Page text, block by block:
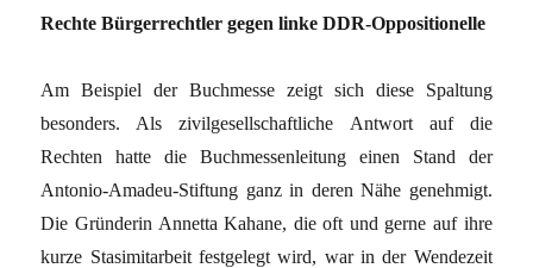
Rechte Bürgerrechtler gegen linke DDR-Oppositionelle
Am Beispiel der Buchmesse zeigt sich diese Spaltung
besonders. Als zivilgesellschaftliche Antwort auf die
Rechten hatte die Buchmessenleitung einen Stand der
Antonio-Amadeu-Stiftung ganz in deren Nähe genehmigt.
Die Gründerin Annetta Kahane, die oft und gerne auf ihre
kurze Stasimitarbeit festgelegt wird, war in der Wendezeit